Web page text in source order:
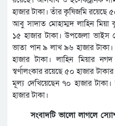
হাজার টাকা। তাঁর কৃষিজমি রয়েছে
আবু সাদাত মোহাম্মদ লাহিন
১৫ হাজার টাকা। উপজেলা ভাইস
ভাতা পান ৯ লাখ ৯৬ হাজার
হাজার টাকা। লাহিন মিয়ার
স্বর্ণালংকার রয়েছে ৫০ হাজার
মূল্য দেখিয়েছেন ৭০ হাজার
হাজার টাকা।
সংবাদটি ভালো লাগলে